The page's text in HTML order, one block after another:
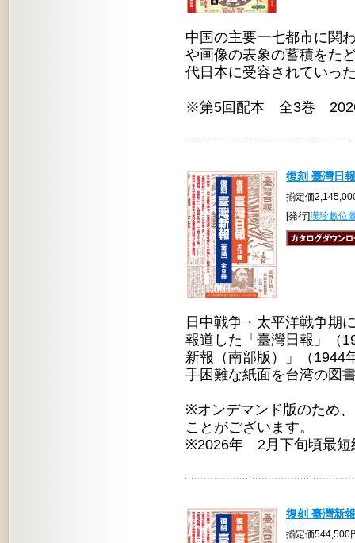
中国の主要一七都市に関
や画像の表象の蓄積をた
代日本に受容されていっ
※第5回配本 全3巻
復刻 臺灣日
揃定価
[発行]漢珍數位
日中戦争・太平洋戦争期
報道した「臺灣日報」（
新報（南部版）」（
手困難な紙面を台湾の図
※オンデマンド版のため
ことがございます。
※2026年 2月下旬頃最短
復刻 臺灣新
揃定価